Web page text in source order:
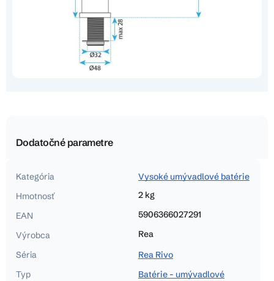
Dodatočné parametre
Kategória
Vysoké umývadlové batérie
Hmotnosť
2 kg
EAN
5906366027291
Výrobca
Rea
Séria
Rea Rivo
Typ
Batérie - umývadlové